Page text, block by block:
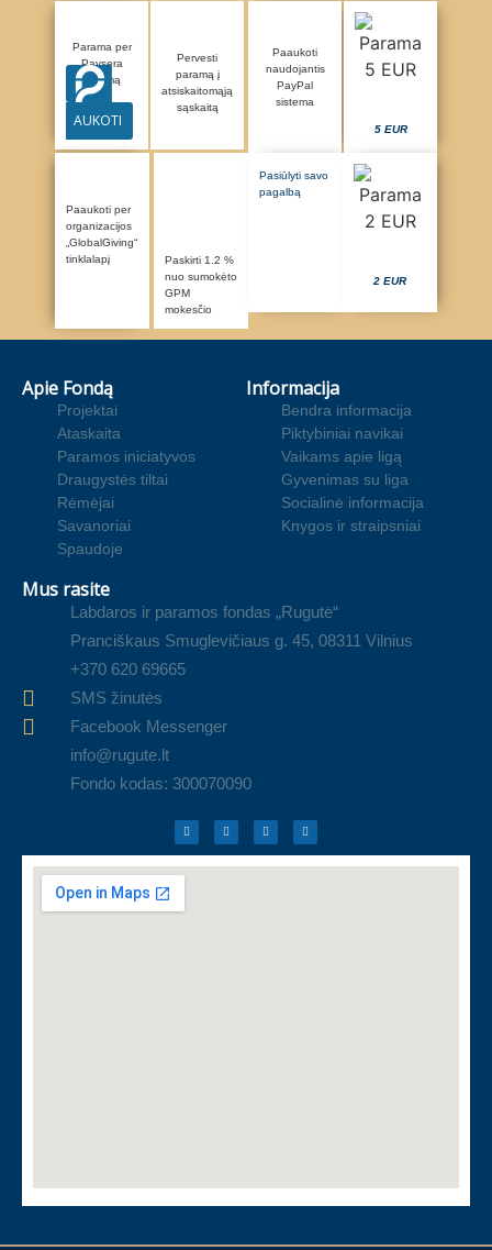
Parama per
Paysera
sistemą
AUKOTI
Pervesti
paramą į
atsiskaitomąją
sąskaitą
Paaukoti
naudojantis
PayPal
sistema
5 EUR
Paaukoti per
organizacijos
„GlobalGiving“
tinklalapį
Paskirti 1.2 %
nuo sumokėto
GPM
mokesčio
Pasiūlyti savo
pagalbą
2 EUR
Apie Fondą
Projektai
Ataskaita
Paramos iniciatyvos
Draugystės tiltai
Rėmėjai
Savanoriai
Spaudoje
Informacija
Bendra informacija
Piktybiniai navikai
Vaikams apie ligą
Gyvenimas su liga
Socialinė informacija
Knygos ir straipsniai
Mus rasite
Labdaros ir paramos fondas „Rugutė“
Pranciškaus Smuglevičiaus g. 45, 08311 Vilnius
+370 620 69665
SMS žinutės
Facebook Messenger
info@rugute.lt
Fondo kodas: 300070090